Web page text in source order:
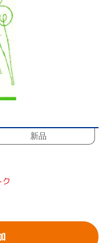
新品